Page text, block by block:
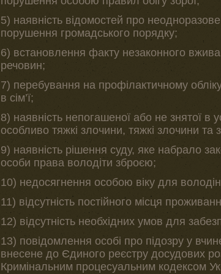
5) наявність відомостей про
порушення громадського порядку;
6) встановлення факту незаконного
речовин;
7) перебування на профілактичному
в сім’ї;
8) наявність непогашеної або не знятої в
особливо тяжкі злочини, тяжкі злочини та
9) наявність рішення суду, яке набрало
особи права володіти зброєю;
10) недосягнення особою віку для
11) відсутність постійного місця
12) відсутність необхідних умов для
13) повідомлення особі про підозру у
внесене до Єдиного реєстру досудових
Кримінальним процесуальним кодексом